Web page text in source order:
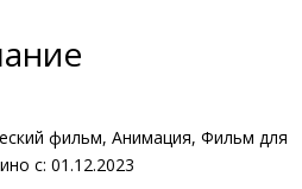
фильм, Анимация, Фильм для
с: 01.12.2023